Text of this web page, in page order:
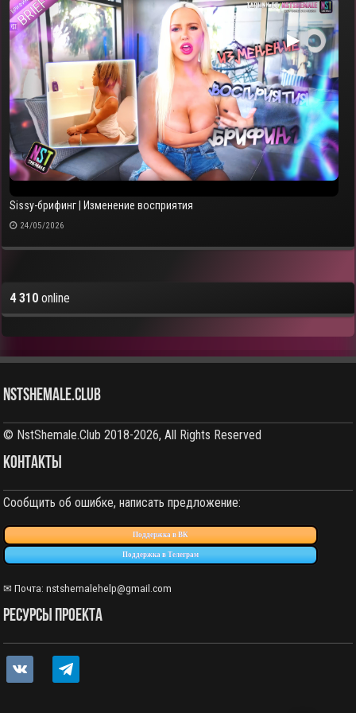
▶
Sissy-брифинг | Изменение восприятия
24/05/2026
4 310 online
NstShemale.Club
© NstShemale.Club 2018-2026, All Rights Reserved
КОНТАКТЫ
Сообщить об ошибке, написать предложение:
Поддержка в ВК
Поддержка в Телеграм
✉ Почта: nstshemalehelp@gmail.com
РЕСУРСЫ ПРОЕКТА
vkontakte telegram